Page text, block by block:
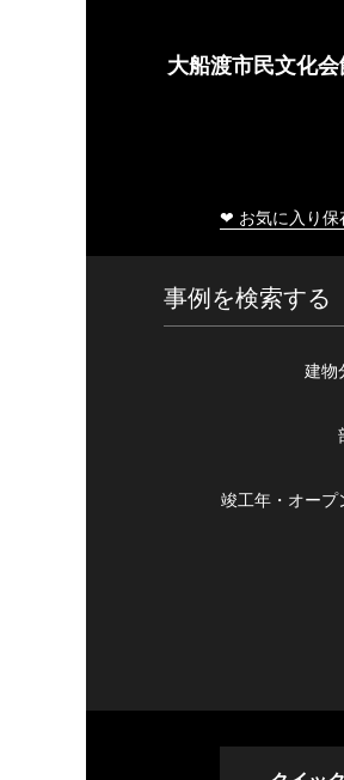
大船渡市民文化
❤ お気に入り保
事例を検索する
建物
竣工年・ オープ